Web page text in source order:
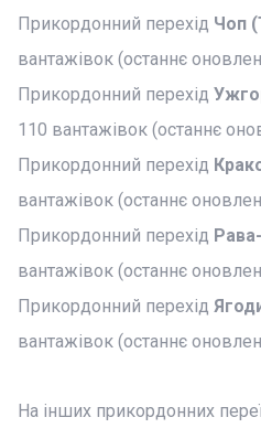
Прикордонний перехід Чоп
вантажівок (останнє
Прикордонний перехід
110 вантажівок (останнє
Прикордонний перехід
вантажівок (останнє
Прикордонний перехід
вантажівок (останнє
Прикордонний перехід
вантажівок (останнє
На інших прикордонних